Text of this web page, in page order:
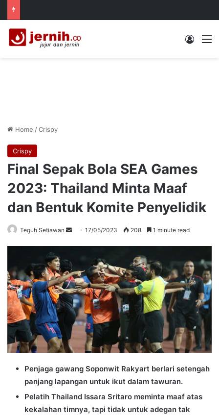
Log In
Home /Crispy
Crispy
Final Sepak Bola SEA Games
2023: Thailand Minta Maaf
dan Bentuk Komite Penyelidik
Teguh Setiawan
Send17/05/2023 208 1 minute read
Penjaga gawang Soponwit Rakyart berlari setengah
panjang lapangan untuk ikut dalam tawuran.
Pelatih Thailand Issara Sritaro meminta maaf atas
kekalahan timnya, tapi tidak untuk adegan tak